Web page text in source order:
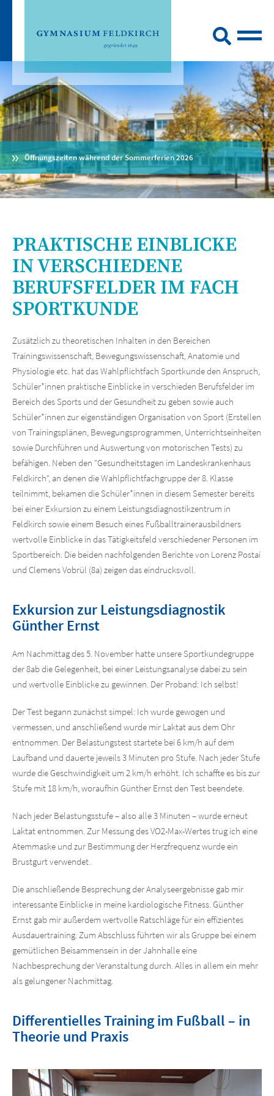
Öffnungszeiten während der Sommerferien 2026
PRAKTISCHE EINBLICKE
IN VERSCHIEDENE
BERUFSFELDER IM FACH
SPORTKUNDE
Zusätzlich zu theoretischen Inhalten in den Bereichen
Trainingswissenschaft, Bewegungswissenschaft, Anatomie und
Physiologie etc. hat das Wahlpflichtfach Sportkunde den Anspruch,
Schüler*innen praktische Einblicke in verschieden Berufsfelder im
Bereich des Sports und der Gesundheit zu geben sowie auch
Schüler*innen zur eigenständigen Organisation von Sport (Erstellen
von Trainingsplänen, Bewegungsprogrammen, Unterrichtseinheiten
sowie Durchführen und Auswertung von motorischen Tests) zu
befähigen. Neben den "Gesundheitstagen im Landeskrankenhaus
Feldkirch", an denen die Wahlpflichtfachgruppe der 8. Klasse
teilnimmt, bekamen die Schüler*innen in diesem Semester bereits
bei einer Exkursion zu einem Leistungsdiagnostikzentrum in
Feldkirch sowie einem Besuch eines Fußballtrainerausbildners
wertvolle Einblicke in das Tätigkeitsfeld verschiedener Personen im
Sportbereich. Die beiden nachfolgenden Berichte von Lorenz Postai
und Clemens Vobrül (8a) zeigen das eindrucksvoll.
Exkursion zur Leistungsdiagnostik
Günther Ernst
Am Nachmittag des 5. November hatte unsere Sportkundegruppe
der 8ab die Gelegenheit, bei einer Leistungsanalyse dabei zu sein
und wertvolle Einblicke zu gewinnen. Der Proband: Ich selbst!
Der Test begann zunächst simpel: Ich wurde gewogen und
vermessen, und anschließend wurde mir Laktat aus dem Ohr
entnommen. Der Belastungstest startete bei 6 km/h auf dem
Laufband und dauerte jeweils 3 Minuten pro Stufe. Nach jeder Stufe
wurde die Geschwindigkeit um 2 km/h erhöht. Ich schaffte es bis zur
Stufe mit 18 km/h, woraufhin Günther Ernst den Test beendete.
Nach jeder Belastungsstufe – also alle 3 Minuten – wurde erneut
Laktat entnommen. Zur Messung des VO2-Max-Wertes trug ich eine
Atemmaske und zur Bestimmung der Herzfrequenz wurde ein
Brustgurt verwendet.
Die anschließende Besprechung der Analyseergebnisse gab mir
interessante Einblicke in meine kardiologische Fitness. Günther
Ernst gab mir außerdem wertvolle Ratschläge für ein effizientes
Ausdauertraining. Zum Abschluss führten wir als Gruppe bei einem
gemütlichen Beisammensein in der Jahnhalle eine
Nachbesprechung der Veranstaltung durch. Alles in allem ein mehr
als gelungener Nachmittag.
Differentielles Training im Fußball – in
Theorie und Praxis